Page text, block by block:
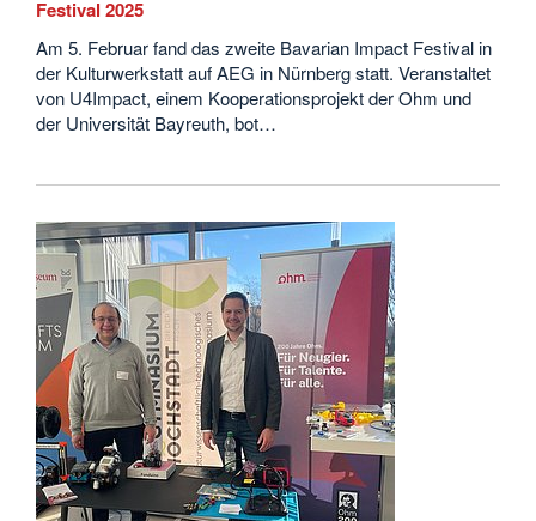
Festival 2025
Am 5. Februar fand das zweite Bavarian Impact Festival in
der Kulturwerkstatt auf AEG in Nürnberg statt. Veranstaltet
von U4Impact, einem Kooperationsprojekt der Ohm und
der Universität Bayreuth, bot…